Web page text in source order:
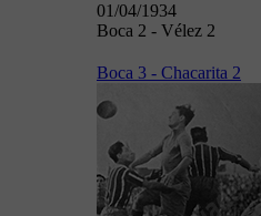
01/04/1934
Boca 2 - Vélez 2
Boca 3 - Chacarita 2